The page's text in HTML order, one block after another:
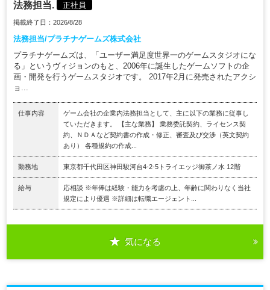
法務担当. 正社員
掲載終了日：2026/8/28
法務担当/プラチナゲームズ株式会社
プラチナゲームズは、「ユーザー満足度世界一のゲームスタジオにな
る」というヴィジョンのもと、2006年に誕生したゲームソフトの企
画・開発を行うゲームスタジオです。 2017年2月に発売されたアクシ
ョ...
仕事内容
ゲーム会社の企業内法務担当として、主に以下の業務に従事し
ていただきます。 【主な業務】 業務委託契約、ライセンス契
約、ＮＤＡなど契約書の作成・修正、審査及び交渉（英文契約
あり） 各種規約の作成...
勤務地 東京都千代田区神田駿河台4-2-5トライエッジ御茶ノ水 12階
給与
応相談 ※年俸は経験・能力を考慮の上、年齢に関わりなく当社
規定により優遇 ※詳細は転職エージェント...
気になる